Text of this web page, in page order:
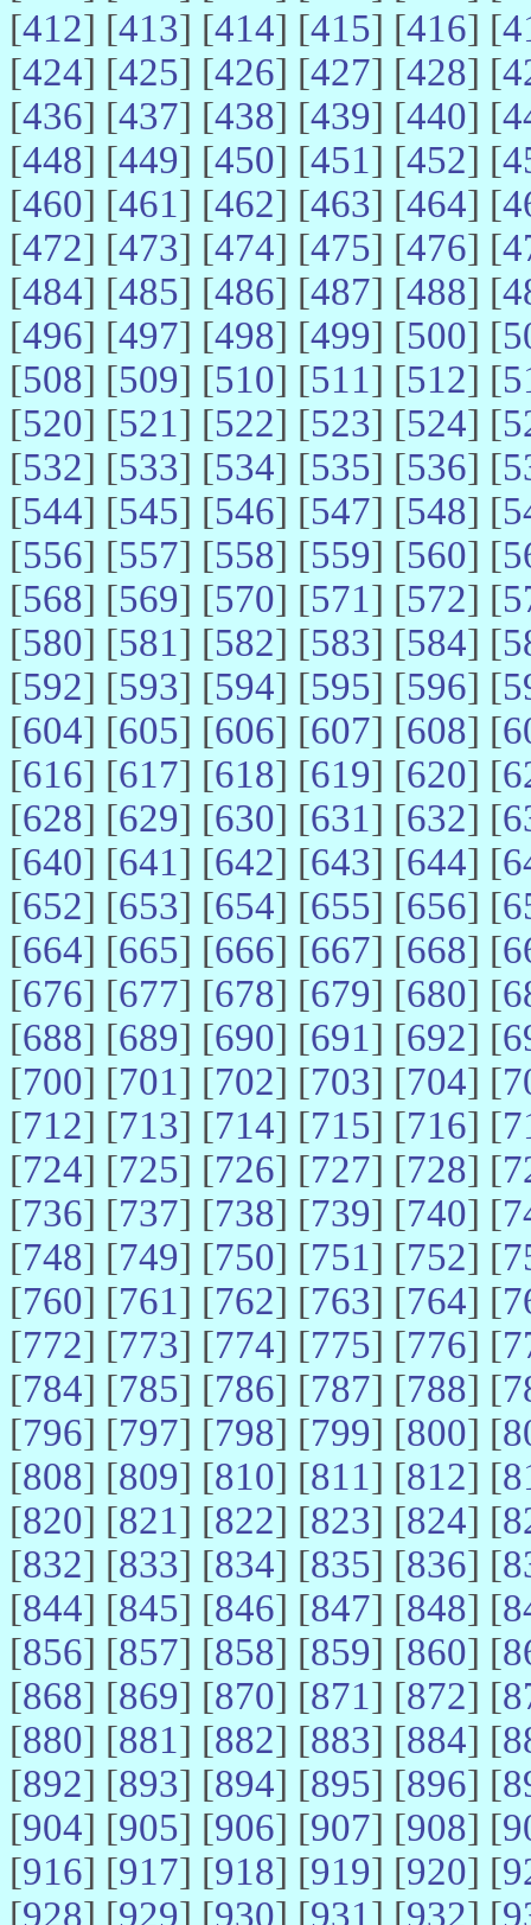
[412] [413] [414] [415] [416] [
[424] [425] [426] [427] [428] [
[436] [437] [438] [439] [440] [
[448] [449] [450] [451] [452] [
[460] [461] [462] [463] [464] [
[472] [473] [474] [475] [476] [
[484] [485] [486] [487] [488] [
[496] [497] [498] [499] [500] [
[508] [509] [510] [511] [512] [
[520] [521] [522] [523] [524] [
[532] [533] [534] [535] [536] [
[544] [545] [546] [547] [548] [
[556] [557] [558] [559] [560] [
[568] [569] [570] [571] [572] [
[580] [581] [582] [583] [584] [
[592] [593] [594] [595] [596] [
[604] [605] [606] [607] [608] [
[616] [617] [618] [619] [620] [
[628] [629] [630] [631] [632] [
[640] [641] [642] [643] [644] [
[652] [653] [654] [655] [656] [
[664] [665] [666] [667] [668] [
[676] [677] [678] [679] [680] [
[688] [689] [690] [691] [692] [
[700] [701] [702] [703] [704] [
[712] [713] [714] [715] [716] [
[724] [725] [726] [727] [728] [
[736] [737] [738] [739] [740] [
[748] [749] [750] [751] [752] [
[760] [761] [762] [763] [764] [
[772] [773] [774] [775] [776] [
[784] [785] [786] [787] [788] [
[796] [797] [798] [799] [800] [
[808] [809] [810] [811] [812] [
[820] [821] [822] [823] [824] [
[832] [833] [834] [835] [836] [
[844] [845] [846] [847] [848] [
[856] [857] [858] [859] [860] [
[868] [869] [870] [871] [872] [
[880] [881] [882] [883] [884] [
[892] [893] [894] [895] [896] [
[904] [905] [906] [907] [908] [
[916] [917] [918] [919] [920] [
[928] [929] [930] [931] [932] [